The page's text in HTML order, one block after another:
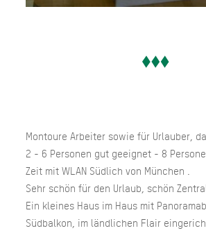
Montoure Arbeiter sowie für Urlauber,
2 - 6 Personen gut geeignet - 8
Zeit mit WLAN Südlich von München .
Sehr schön für den Urlaub, schön
Ein kleines Haus im Haus mit
Südbalkon, im ländlichen Flair